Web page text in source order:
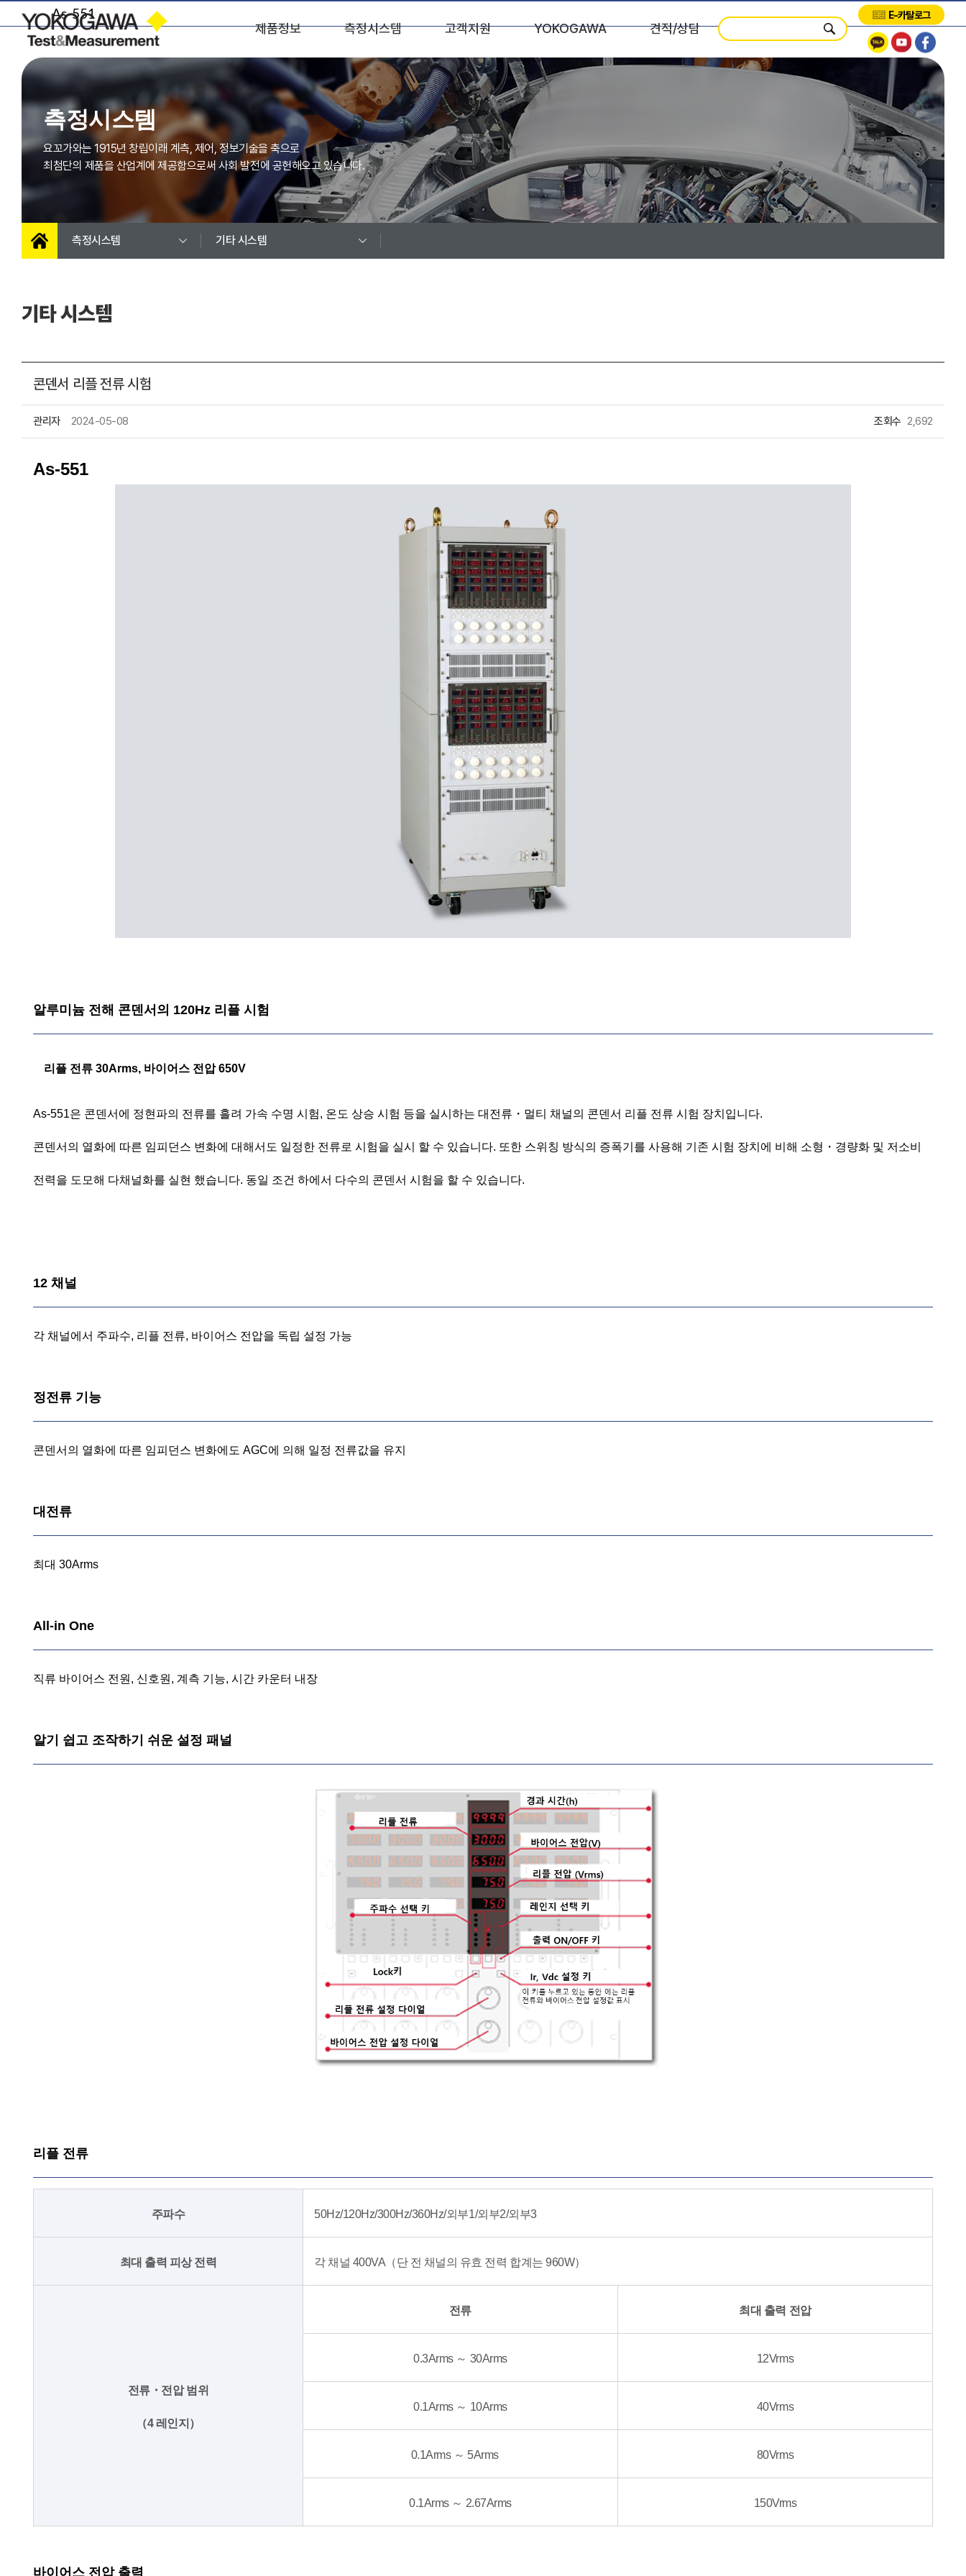
제품정보
파워 아날라이저
오실로스코프
스코프코더
모듈 (스코프코더)
레코더
광스펙트럼
아날라이저
광 측정장비
SMU(소스 & 메저
유닛)
고정밀 캘리브레이터
압력측정기
멀티미터
펑션 제너레이터
휴대용 캘리브레이터
휴대용 측정기
측정시스템
측정시스템
자동차
신재생 에너지
가전
철손 측정 시스템
기타 시스템
고객지원
산업별 어플리케이션
제품기초지식
White Papers
Videos
다운로드
Q&A
YOKOGAWA
대리점안내
오시는길
이벤트
견적/상담
교육요청
E-카탈로그
측정시스템
요꼬가와는 1915년 창립이래 계측, 제어, 정보기술을 축으로
최첨단의 제품을 산업계에 제공함으로써 사회 발전에 공헌해오고 있습니다.
측정시스템 기타 시스템
기타 시스템
콘덴서 리플 전류 시험
관리자 2024-05-08 조회수 2,692
As-551
As-551
알루미늄 전해 콘덴서의 120Hz 리플 시험
리플 전류 30Arms, 바이어스 전압 650V
As-551은 콘덴서에 정현파의 전류를 흘려 가속 수명 시험, 온도 상승 시험 등을 실시하는 대전류・멀티 채널의 콘덴서 리플 전류 시험 장치입니다.
콘덴서의 열화에 따른 임피던스 변화에 대해서도 일정한 전류로 시험을 실시 할 수 있습니다. 또한 스위칭 방식의 증폭기를 사용해 기존 시험 장치에 비해 소형・경량화 및 저소비
전력을 도모해 다채널화를 실현 했습니다. 동일 조건 하에서 다수의 콘덴서 시험을 할 수 있습니다.
12 채널
각 채널에서 주파수, 리플 전류, 바이어스 전압을 독립 설정 가능
정전류 기능
콘덴서의 열화에 따른 임피던스 변화에도 AGC에 의해 일정 전류값을 유지
대전류
최대 30Arms
All-in One
직류 바이어스 전원, 신호원, 계측 기능, 시간 카운터 내장
알기 쉽고 조작하기 쉬운 설정 패널
리플 전류
주파수 50Hz/120Hz/300Hz/360Hz/외부1/외부2/외부3
최대 출력 피상 전력 각 채널 400VA（단 전 채널의 유효 전력 합계는 960W）
전류・전압 범위
（4 레인지）
전류 최대 출력 전압
0.3Arms ～ 30Arms 12Vrms
0.1Arms ～ 10Arms 40Vrms
0.1Arms ～ 5Arms 80Vrms
0.1Arms ～ 2.67Arms 150Vrms
바이어스 전압 출력